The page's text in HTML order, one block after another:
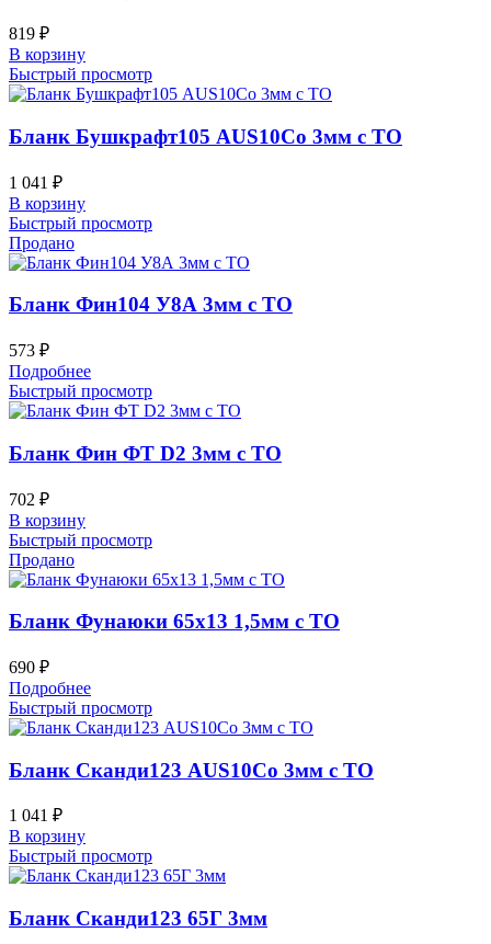
819 ₽
В корзину
Быстрый просмотр
Бланк Бушкрафт105 AUS10Co 3мм с ТО
1 041 ₽
В корзину
Быстрый просмотр
Продано
Бланк Фин104 У8А 3мм с ТО
573 ₽
Подробнее
Быстрый просмотр
Бланк Фин ФТ D2 3мм с ТО
702 ₽
В корзину
Быстрый просмотр
Продано
Бланк Фунаюки 65х13 1,5мм с ТО
690 ₽
Подробнее
Быстрый просмотр
Бланк Сканди123 AUS10Co 3мм с ТО
1 041 ₽
В корзину
Быстрый просмотр
Бланк Сканди123 65Г 3мм